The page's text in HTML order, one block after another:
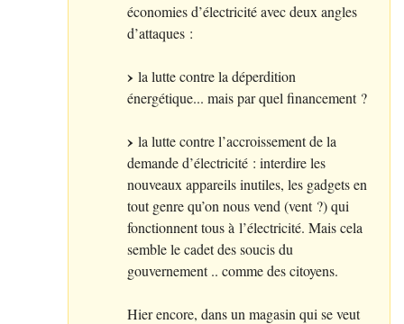
économies d’électricité avec deux angles
d’attaques :
la lutte contre la déperdition
énergétique... mais par quel financement ?
la lutte contre l’accroissement de la
demande d’électricité : interdire les
nouveaux appareils inutiles, les gadgets en
tout genre qu’on nous vend (vent ?) qui
fonctionnent tous à l’électricité. Mais cela
semble le cadet des soucis du
gouvernement .. comme des citoyens.
Hier encore, dans un magasin qui se veut